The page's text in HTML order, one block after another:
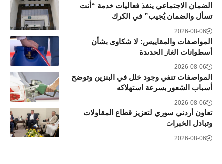
الضمان الاجتماعي ينفذ فعاليات خدمة “أنت
تسأل والضمان يُجيب” في الكرك
2026-08-06
المواصفات والمقاييس: لا شكاوى بشأن
أسطوانات الغاز الجديدة
2026-08-06
المواصفات تنفي وجود خلل في البنزين وتوضح
أسباب الشعور بسرعة استهلاكه
2026-08-06
تعاون أردني سوري لتعزيز قطاع المقاولات
وتبادل الخبرات
2026-08-06